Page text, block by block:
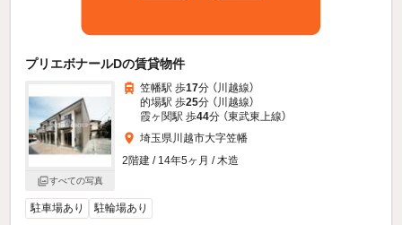
プリエボナールDの賃貸物件
すべての写真
笠幡駅 歩17分 （川越線）
的場駅 歩25分 （川越線）
霞ヶ関駅 歩44分 （東武東上線）
埼玉県川越市大字笠幡
2階建 / 14年5ヶ月 / 木造
駐車場あり 駐輪場あり